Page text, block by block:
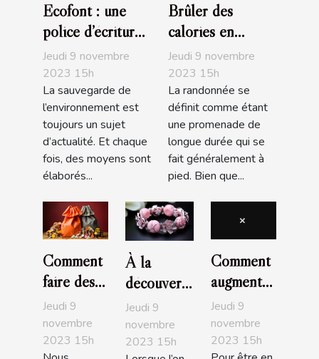
Ecofont : une
police d’écriture
écologique
Jeudi 9 novembre
2023 15h
La sauvegarde de
l’environnement est
toujours un sujet
d’actualité. Et chaque
fois, des moyens sont
élaborés...
Brûler des
calories en
faisant de la
randonnée
Jeudi 9 novembre
2023 15h
La randonnée se
définit comme étant
une promenade de
longue durée qui se
fait généralement à
pied. Bien que...
Comment
faire des
économies
en faisant
ses
Jeudi 9
novembre
2023 15h
À la
découverte
des
bracelets
Pandora
Jeudi 9
novembre
2023 15h
Comment
augmenter
la libido
féminine ?
Jeudi 9
novembre
2023 15h